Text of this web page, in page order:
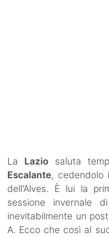
La Lazio saluta
Escalante, cedendolo
dell'Alves. È lui la
sessione invernale
inevitabilmente un
A. Ecco che così al